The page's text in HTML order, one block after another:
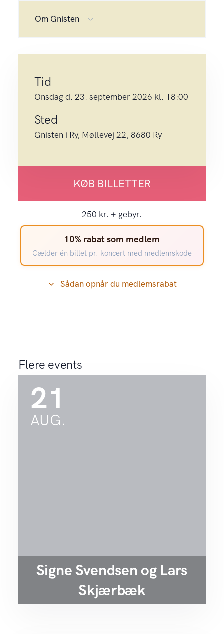
Om Gnisten
Tid
onsdag d. 23. september 2026 kl. 18:00
Sted
Gnisten i Ry, Møllevej 22, 8680 Ry
KØB BILLETTER
250 kr. + gebyr.
10% rabat som medlem
Gælder én billet pr. koncert med medlemskode
Sådan opnår du medlemsrabat
Flere events
21
AUG.
Signe Svendsen og Lars
Skjærbæk